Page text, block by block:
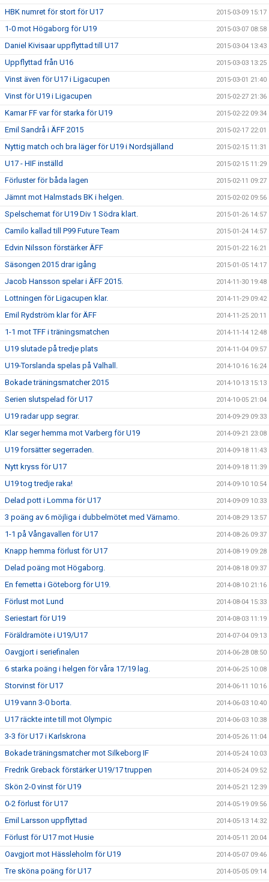
HBK numret för stort för U17 2015-03-09 15:17
1-0 mot Högaborg för U19 2015-03-07 08:58
Daniel Kivisaar uppflyttad till U17 2015-03-04 13:43
Uppflyttad från U16 2015-03-03 13:25
Vinst även för U17 i Ligacupen 2015-03-01 21:40
Vinst för U19 i Ligacupen 2015-02-27 21:36
Kamar FF var för starka för U19 2015-02-22 09:34
Emil Sandrå i ÄFF 2015 2015-02-17 22:01
Nyttig match och bra läger för U19 i Nordsjälland 2015-02-15 11:31
U17 - HIF inställd 2015-02-15 11:29
Förluster för båda lagen 2015-02-11 09:27
Jämnt mot Halmstads BK i helgen. 2015-02-02 09:56
Spelschemat för U19 Div 1 Södra klart. 2015-01-26 14:57
Camilo kallad till P99 Future Team 2015-01-24 14:57
Edvin Nilsson förstärker ÄFF 2015-01-22 16:21
Säsongen 2015 drar igång 2015-01-05 14:17
Jacob Hansson spelar i ÄFF 2015. 2014-11-30 19:48
Lottningen för Ligacupen klar. 2014-11-29 09:42
Emil Rydström klar för ÄFF 2014-11-25 20:11
1-1 mot TFF i träningsmatchen 2014-11-14 12:48
U19 slutade på tredje plats 2014-11-04 09:57
U19-Torslanda spelas på Valhall. 2014-10-16 16:24
Bokade träningsmatcher 2015 2014-10-13 15:13
Serien slutspelad för U17 2014-10-05 21:04
U19 radar upp segrar. 2014-09-29 09:33
Klar seger hemma mot Varberg för U19 2014-09-21 23:08
U19 forsätter segerraden. 2014-09-18 11:43
Nytt kryss för U17 2014-09-18 11:39
U19 tog tredje raka! 2014-09-10 10:54
Delad pott i Lomma för U17 2014-09-09 10:33
3 poäng av 6 möjliga i dubbelmötet med Värnamo. 2014-08-29 13:57
1-1 på Vångavallen för U17 2014-08-26 09:37
Knapp hemma förlust för U17 2014-08-19 09:28
Delad poäng mot Högaborg. 2014-08-18 09:37
En femetta i Göteborg för U19. 2014-08-10 21:16
Förlust mot Lund 2014-08-04 15:33
Seriestart för U19 2014-08-03 11:19
Föräldramöte i U19/U17 2014-07-04 09:13
Oavgjort i seriefinalen 2014-06-28 08:50
6 starka poäng i helgen för våra 17/19 lag. 2014-06-25 10:08
Storvinst för U17 2014-06-11 10:16
U19 vann 3-0 borta. 2014-06-03 10:40
U17 räckte inte till mot Olympic 2014-06-03 10:38
3-3 för U17 i Karlskrona 2014-05-26 11:04
Bokade träningsmatcher mot Silkeborg IF 2014-05-24 10:03
Fredrik Greback förstärker U19/17 truppen 2014-05-24 09:52
Skön 2-0 vinst för U19 2014-05-21 12:39
0-2 förlust för U17 2014-05-19 09:56
Emil Larsson uppflyttad 2014-05-13 14:32
Förlust för U17 mot Husie 2014-05-11 20:04
Oavgjort mot Hässleholm för U19 2014-05-07 09:46
Tre sköna poäng för U17 2014-05-05 09:14